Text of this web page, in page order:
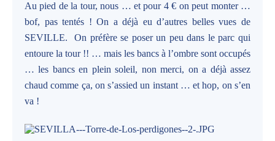
Au pied de la tour, nous … et pour 4 € on peut monter …
bof, pas tentés ! On a déjà eu d’autres belles vues de
SEVILLE. On préfère se poser un peu dans le parc qui
entoure la tour !! … mais les bancs à l’ombre sont occupés
… les bancs en plein soleil, non merci, on a déjà assez
chaud comme ça, on s’assied un instant … et hop, on s’en
va !